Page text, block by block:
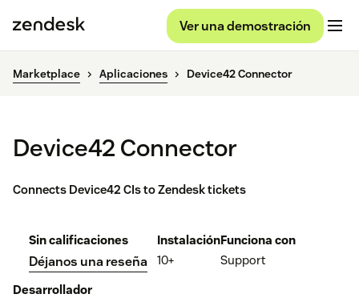
Ver una demostración
Marketplace Aplicaciones Device42 Connector
Device42 Connector
Connects Device42 CIs to Zendesk tickets
Sin calificaciones
Déjanos una reseña
Instalación
10+
Funciona con
Support
Desarrollador